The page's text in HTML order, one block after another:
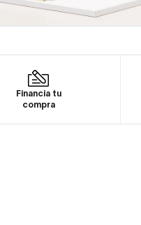
Financia tu
compra